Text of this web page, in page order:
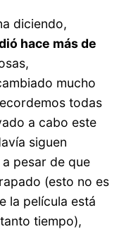
diciendo,
hace más de
mucho
todas
a cabo este
siguen
pesar de que
(esto no es
la película está
tiempo),